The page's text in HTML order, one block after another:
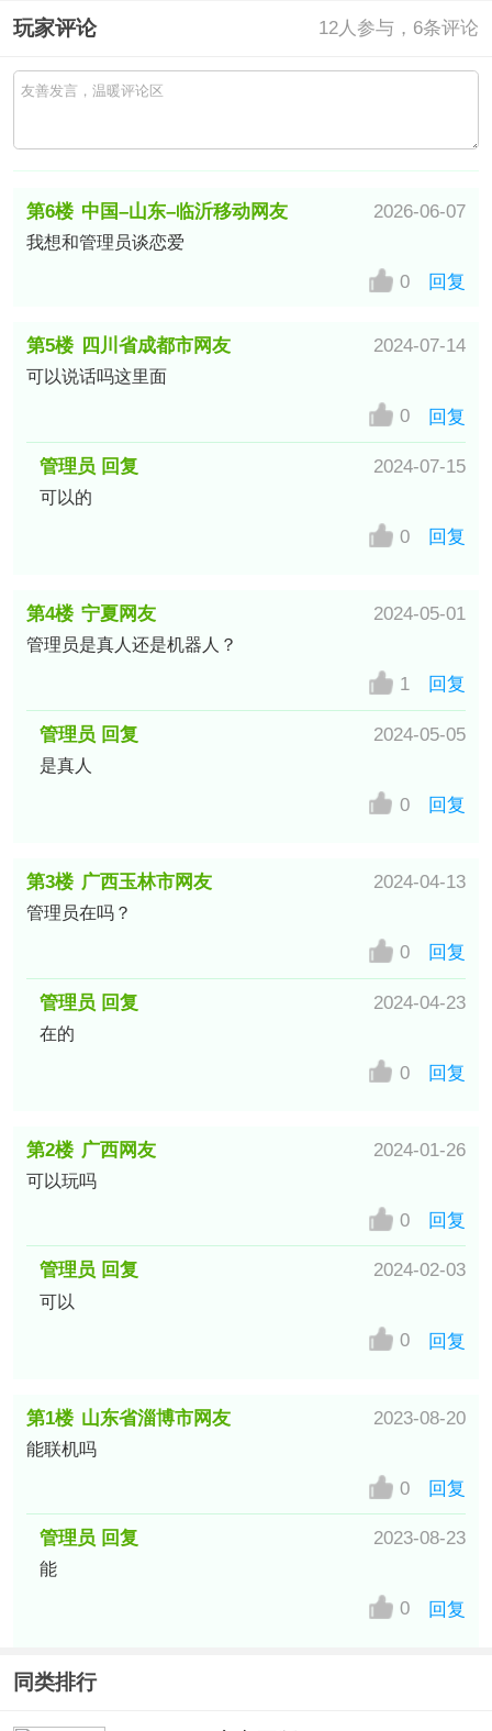
玩家评论 12人参与，6条评论
第6楼 中国–山东–临沂移动网友 2026-06-07
我想和管理员谈恋爱
0 回复
第5楼 四川省成都市网友 2024-07-14
可以说话吗这里面
0 回复
管理员 回复 2024-07-15
可以的
0 回复
第4楼 宁夏网友 2024-05-01
管理员是真人还是机器人？
1 回复
管理员 回复 2024-05-05
是真人
0 回复
第3楼 广西玉林市网友 2024-04-13
管理员在吗？
0 回复
管理员 回复 2024-04-23
在的
0 回复
第2楼 广西网友 2024-01-26
可以玩吗
0 回复
管理员 回复 2024-02-03
可以
0 回复
第1楼 山东省淄博市网友 2023-08-20
能联机吗
0 回复
管理员 回复 2023-08-23
能
0 回复
同类排行